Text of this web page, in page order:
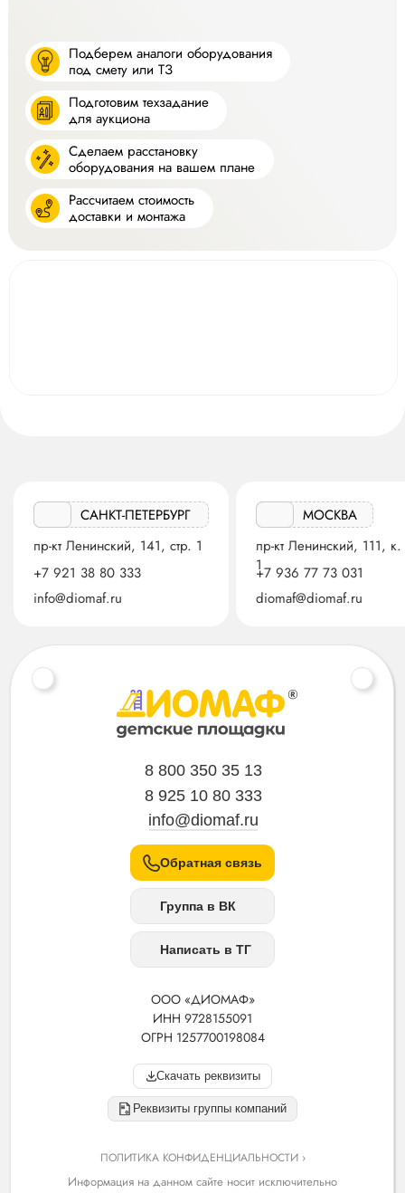
Подберем аналоги оборудования
под смету или ТЗ
Подготовим техзадание
для аукциона
Сделаем расстановку
оборудования на вашем плане
Рассчитаем стоимость
доставки и монтажа
САНКТ-ПЕТЕРБУРГ
пр-кт Ленинский, 141, стр. 1
+7 921 38 80 333
info@diomaf.ru
МОСКВА
пр-кт Ленинский, 111, к.
1+7 936 77 73 031
diomaf@diomaf.ru
ООО «ДИОМАФ»
ИНН 9728155091
ОГРН 1257700198084
Скачать реквизиты
Реквизиты группы компаний
8 800 350 35 13
8 925 10 80 333
info@diomaf.ru
Обратная связь
Группа в ВК
Написать в ТГ
ПОЛИТИКА КОНФИДЕНЦИАЛЬНОСТИ ›
Информация на данном сайте носит исключительно